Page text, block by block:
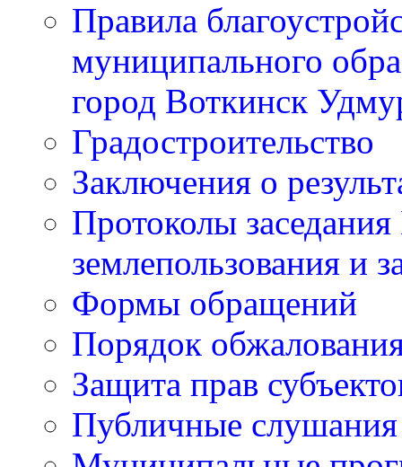
Правила
муниципального
город Воткинск
Градостроительство
Заключения о
Протоколы
землепользования и
Формы обращений
Порядок
Защита прав
Публичные